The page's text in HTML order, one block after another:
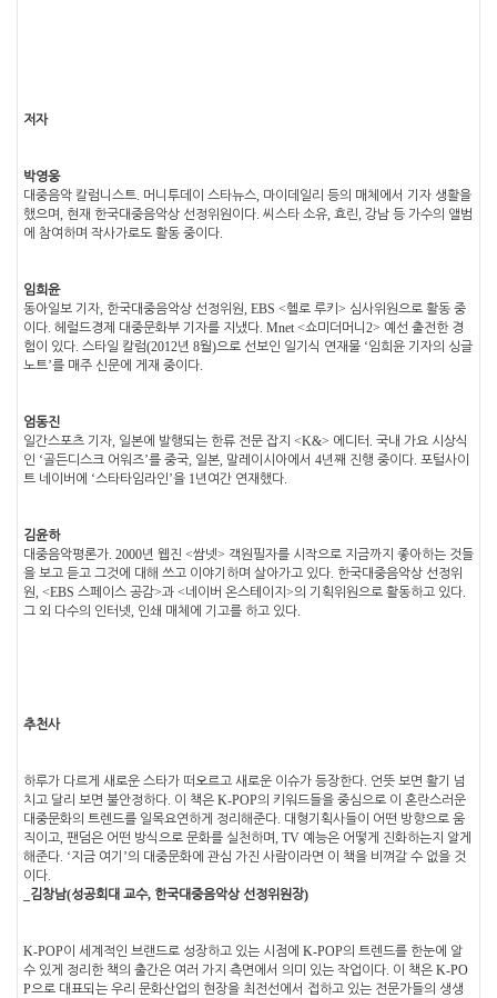
저자
박영웅
대중음악 칼럼니스트. 머니투데이 스타뉴스, 마이데일리 등의 매체에서 기자 생활을
했으며, 현재 한국대중음악상 선정위원이다. 씨스타 소유, 효린, 강남 등 가수의 앨범
에 참여하며 작사가로도 활동 중이다.
임희윤
동아일보 기자, 한국대중음악상 선정위원, EBS <헬로 루키 > 심사위원으로 활동 중
이다. 헤럴드경제 대중문화부 기자를 지냈다. Mnet <쇼미더머니 2> 예선 출전한 경
험이 있다. 스타일 칼럼(2012년 8월)으로 선보인 일기식 연재물 ‘임희윤 기자의 싱글
노트’를 매주 신문에 게재 중이다.
엄동진
일간스포츠 기자, 일본에 발행되는 한류 전문 잡지 <K&> 에디터 . 국내 가요 시상식
인 ‘골든디스크 어워즈’를 중국, 일본, 말레이시아에서 4년째 진행 중이다. 포털사이
트 네이버에 ‘스타타임라인’을 1년여간 연재했다.
김윤하
대중음악평론가. 2000년 웹진 <쌈넷> 객원필자를 시작으로 지금까지 좋아하는 것들
을 보고 듣고 그것에 대해 쓰고 이야기하며 살아가고 있다. 한국대중음악상 선정위
원, <EBS 스페이스 공감>과 <네이버 온스테이지 >의 기획위원으로 활동하고 있다.
그 외 다수의 인터넷, 인쇄 매체에 기고를 하고 있다.
추천사
하루가 다르게 새로운 스타가 떠오르고 새로운 이슈가 등장한다. 언뜻 보면 활기 넘
치고 달리 보면 불안정하다. 이 책은 K-POP의 키워드들을 중심으로 이 혼란스러운
대중문화의 트렌드를 일목요연하게 정리해준다. 대형기획사들이 어떤 방향으로 움
직이고, 팬덤은 어떤 방식으로 문화를 실천하며, TV 예능은 어떻게 진화하는지 알게
해준다. ‘지금 여기 ’의 대중문화에 관심 가진 사람이라면 이 책을 비껴갈 수 없을 것
이다.
김창남(성공회대 교수, 한국대중음악상 선정위원장)
K-POP이 세계적인 브랜드로 성장하고 있는 시점에 K-POP의 트렌드를 한눈에 알
수 있게 정리한 책의 출간은 여러 가지 측면에서 의미 있는 작업이다. 이 책은 K-PO
P으로 대표되는 우리 문화산업의 현장을 최전선에서 접하고 있는 전문가들의 생생